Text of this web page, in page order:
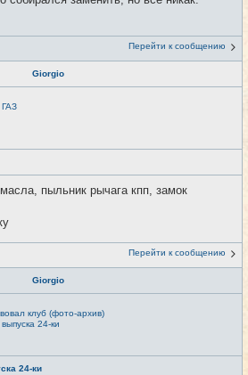
Перейти к сообщению
Giorgio
пыльник рычага кпп, замок
Перейти к сообщению
Giorgio
клуб (фото-архив)
24-ки
24-ки